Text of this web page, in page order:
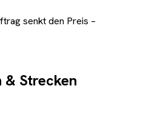
senkt den Preis –
& Strecken